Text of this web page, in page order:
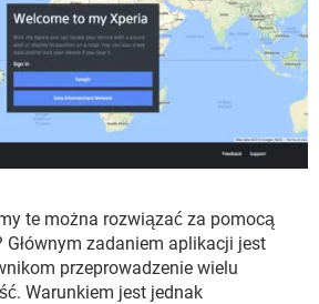
te można rozwiązać za pomocą
Głównym zadaniem aplikacji jest
przeprowadzenie wielu
Warunkiem jest jednak